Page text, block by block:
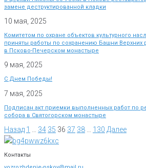
замене деструктированной кладки
10 мая, 2025
Комитетом по охране объектов культурного
приняты работы по сохранению Башни
в Псково-Печерском монастыре
9 мая, 2025
С Днем Победы!
7 мая, 2025
Подписан акт приемки выполненных работ по
собора в Святогорском монастыре
Назад 1 34 35 36 37 38 130 Далее
Контакты